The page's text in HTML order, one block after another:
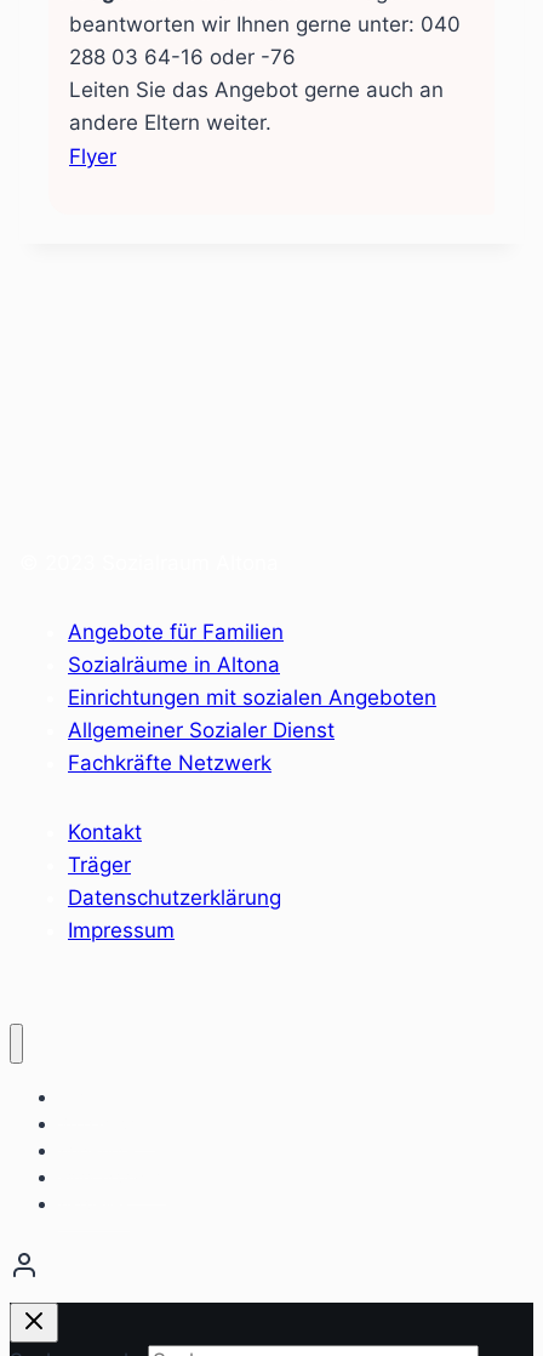
beantworten wir Ihnen gerne unter: 040
288 03 64-16 oder -76
Leiten Sie das Angebot gerne auch an
andere Eltern weiter.
Flyer
Angebote für Familien
Sozialräume in Altona
Einrichtungen mit sozialen Angeboten
Allgemeiner Sozialer Dienst
Fachkräfte Netzwerk
Kontakt
Träger
Datenschutzerklärung
Impressum